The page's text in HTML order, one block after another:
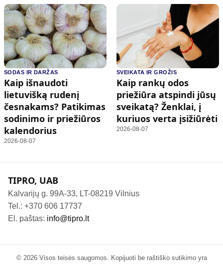
SODAS IR DARŽAS
Kaip išnaudoti
lietuvišką rudenį
česnakams? Patikimas
sodinimo ir priežiūros
kalendorius
2026-08-07
SVEIKATA IR GROŽIS
Kaip rankų odos
priežiūra atspindi jūsų
sveikatą? Ženklai, į
kuriuos verta įsižiūrėti
2026-08-07
TIPRO, UAB
Kalvarijų g. 99A-33, LT-08219 Vilnius
Tel.: +370 606 17737
El. paštas: info@tipro.lt
© 2026 Visos teisės saugomos. Kopijuoti be raštiško sutikimo yra